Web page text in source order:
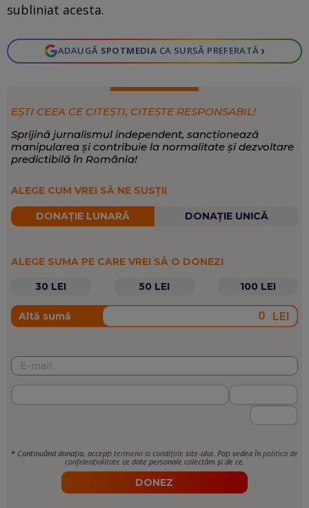
subliniat acesta.
ADAUGĂ SPOTMEDIA CA SURSĂ PREFERATĂ ›
EȘTI CEEA CE CITEȘTI, CITEȘTE RESPONSABIL!
Sprijină jurnalismul independent, sancționează
manipularea și contribuie la normalitate și dezvoltare
predictibilă în România!
ALEGE CUM VREI SĂ NE SUSȚII
DONAȚIE LUNARĂ DONAȚIE UNICĂ
ALEGE SUMA PE CARE VREI SĂ O DONEZI
30 LEI
50 LEI 100 LEI
Altă sumă LEI
* Continuând donația, accepți termenii si condițiile site-ului. Poți vedea în politica de
confidențialitate ce date personale colectăm și de ce.
DONEZ